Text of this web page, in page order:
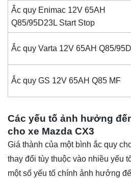
Ắc quy Enimac 12V 65AH
Q85/95D23L Start Stop
Ắc quy Varta 12V 65AH Q85/
Ắc quy GS 12V 65AH Q85 MF
Các yếu tố ảnh hưởng
cho xe Mazda CX3
Giá thành của một bình ắc quy
thay đổi tùy thuộc vào nhiều yếu
một số yếu tố chính ảnh hưởng